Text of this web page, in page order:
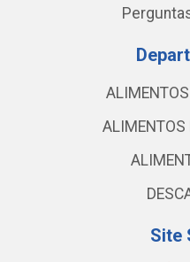
ALIMENTOS
Site